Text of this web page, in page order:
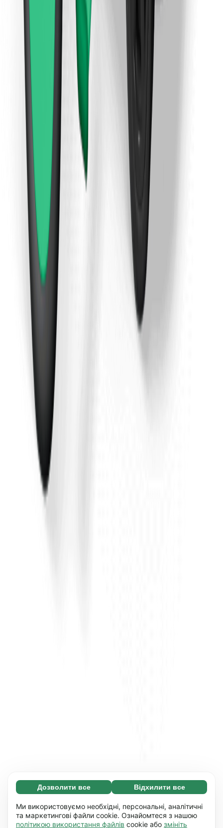
Обов'язкові (65)
Ці файли необхідні для того, щоб ви могли
переміщатися по сайту і використовувати
його основні функції, наприклад, перехід між
Дізнатися більше
Дозволити все Відхилити все
Ми використовуємо необхідні, персональні, аналітичні
та маркетингові файли cookie. Ознайомтеся з нашою
політикою використання файлів cookie або змініть